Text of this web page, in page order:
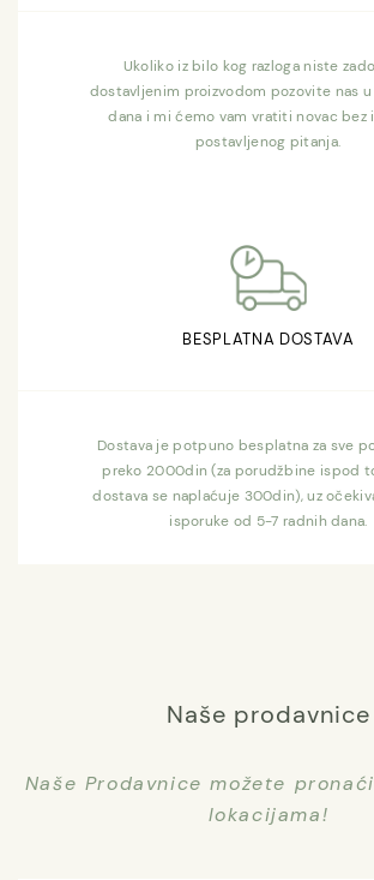
Ukoliko iz bilo kog razloga niste
dostavljenim proizvodom pozovite nas u
dana i mi ćemo vam vratiti novac bez
postavljenog pitanja.
BESPLATNA DOSTAVA
Dostava je potpuno besplatna za sve
preko 2000din (za porudžbine ispod
dostava se naplaćuje 300din), uz
isporuke od 5-7 radnih dana.
Naše prodavnice
Naše Prodavnice možete
lokacijama!